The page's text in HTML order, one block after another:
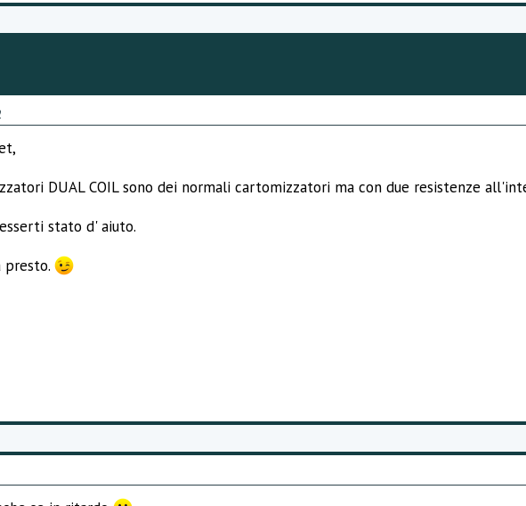
DUAL COIL sono dei normali cartomizzatori ma con due resistenze
stato d' aiuto.
presto.